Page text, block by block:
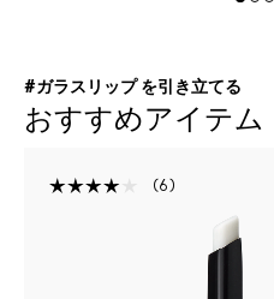
#ガラスリップ を引き立てる
おすすめアイテム
6